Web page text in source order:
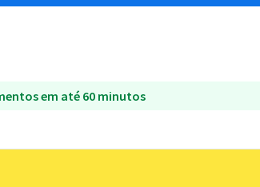
em até 60 minutos